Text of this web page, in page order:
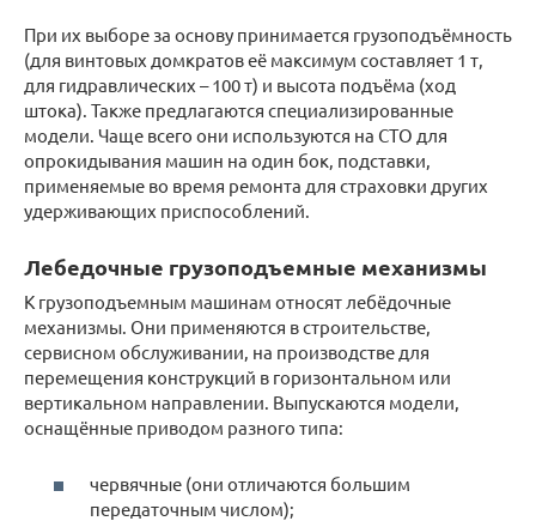
При их выборе за основу принимается грузоподъёмность
(для винтовых домкратов её максимум составляет 1 т,
для гидравлических – 100 т) и высота подъёма (ход
штока). Также предлагаются специализированные
модели. Чаще всего они используются на СТО для
опрокидывания машин на один бок, подставки,
применяемые во время ремонта для страховки других
удерживающих приспособлений.
Лебедочные грузоподъемные механизмы
К грузоподъемным машинам относят лебёдочные
механизмы. Они применяются в строительстве,
сервисном обслуживании, на производстве для
перемещения конструкций в горизонтальном или
вертикальном направлении. Выпускаются модели,
оснащённые приводом разного типа:
червячные (они отличаются большим
передаточным числом);